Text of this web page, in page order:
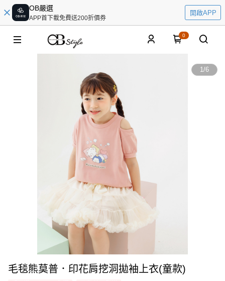
OB嚴選
APP首下載免費送200折價券
開啟APP
0
1/6
毛毯熊莫普．印花肩挖洞拋袖上衣(童款)